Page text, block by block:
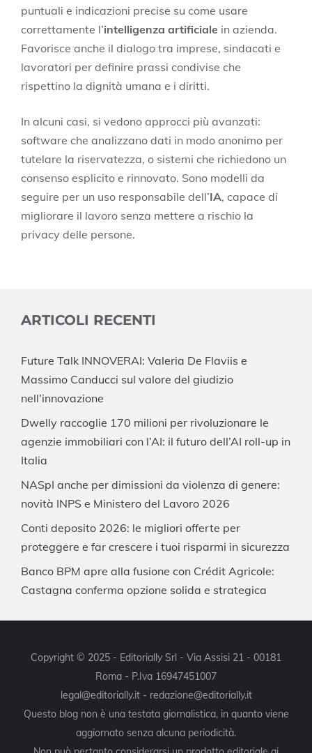
puntuali e indicazioni precise su come usare
correttamente l’intelligenza artificiale in azienda.
Favorisce anche il dialogo tra imprese, sindacati e
lavoratori per definire prassi condivise che
rispettino la dignità umana e i diritti.
In alcuni casi, si vedono approcci più avanzati:
software che analizzano dati in modo anonimo per
tutelare la riservatezza, o sistemi che richiedono un
consenso esplicito e rinnovato. Sono modelli da
seguire per un uso responsabile dell’IA, capace di
migliorare il lavoro senza mettere a rischio la
privacy delle persone.
ARTICOLI RECENTI
Future Talk INNOVERAI: Valeria De Flaviis e
Massimo Canducci sul valore del giudizio
nell’innovazione
Dwelly raccoglie 170 milioni per rivoluzionare le
agenzie immobiliari con l’AI: il futuro dell’AI roll-up in
Italia
NASpI anche per dimissioni da violenza di genere:
novità INPS e Ministero del Lavoro 2026
Conti deposito 2026: le migliori offerte per
proteggere e far crescere i tuoi risparmi in sicurezza
Banco BPM apre alla fusione con Crédit Agricole:
Castagna conferma opzione solida e strategica
Copyright © 2025 - Editorially Srl - Via Assisi 21 - 00181
Roma - P.Iva 16947451007
legal@editorially.it - redazione@editorially.it
Questo blog non è una testata giornalistica, in quanto viene
aggiornato senza alcuna periodicità.